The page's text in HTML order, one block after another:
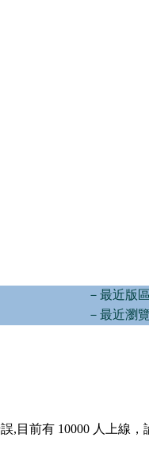
－最近版
－最近瀏
,目前有 10000 人上線